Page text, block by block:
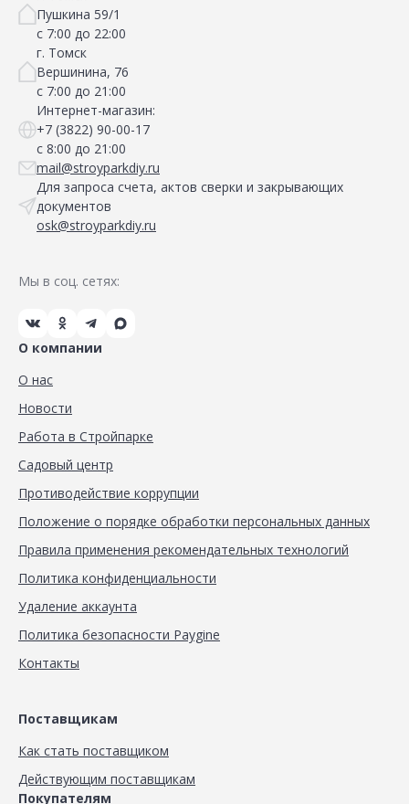
Пушкина 59/1
с 7:00 до 22:00
г. Томск
Вершинина, 76
с 7:00 до 21:00
Интернет-магазин:
+7 (3822) 90-00-17
с 8:00 до 21:00
mail@stroyparkdiy.ru
Для запроса счета, актов сверки и закрывающих
документов
osk@stroyparkdiy.ru
Мы в соц. сетях:
О компании
О нас
Новости
Работа в Стройпарке
Садовый центр
Противодействие коррупции
Положение о порядке обработки персональных данных
Правила применения рекомендательных технологий
Политика конфиденциальности
Удаление аккаунта
Политика безопасности Paygine
Контакты
Поставщикам
Как стать поставщиком
Действующим поставщикам
Покупателям